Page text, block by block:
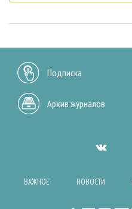
Подписка
Архив журналов
ВАЖНОЕ НОВОСТИ